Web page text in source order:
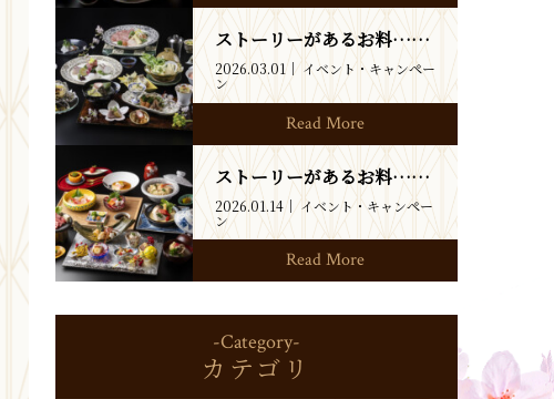
ストーリーがあるお料……
2026.03.01 イベント・キャンペー
ン
Read More
ストーリーがあるお料……
2026.01.14 イベント・キャンペー
ン
Read More
-Category-
カテゴリ